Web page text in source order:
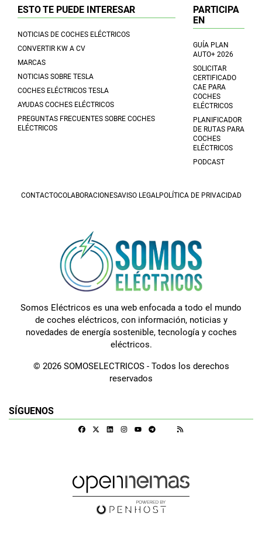
ESTO TE PUEDE INTERESAR
NOTICIAS DE COCHES ELÉCTRICOS
CONVERTIR KW A CV
MARCAS
NOTICIAS SOBRE TESLA
COCHES ELÉCTRICOS TESLA
AYUDAS COCHES ELÉCTRICOS
PREGUNTAS FRECUENTES SOBRE COCHES
ELÉCTRICOS
PARTICIPA
EN
GUÍA PLAN
AUTO+ 2026
SOLICITAR
CERTIFICADO
CAE PARA
COCHES
ELÉCTRICOS
PLANIFICADOR
DE RUTAS PARA
COCHES
ELÉCTRICOS
PODCAST
CONTACTOCOLABORACIONESAVISO LEGALPOLÍTICA DE PRIVACIDAD
Somos Eléctricos es una web enfocada a todo el mundo
de coches eléctricos, con información, noticias y
novedades de energía sostenible, tecnología y coches
eléctricos.
© 2026 SOMOSELECTRICOS - Todos los derechos
reservados
SÍGUENOS
FacebookLinkedinInstagramTelegram
Google Discover